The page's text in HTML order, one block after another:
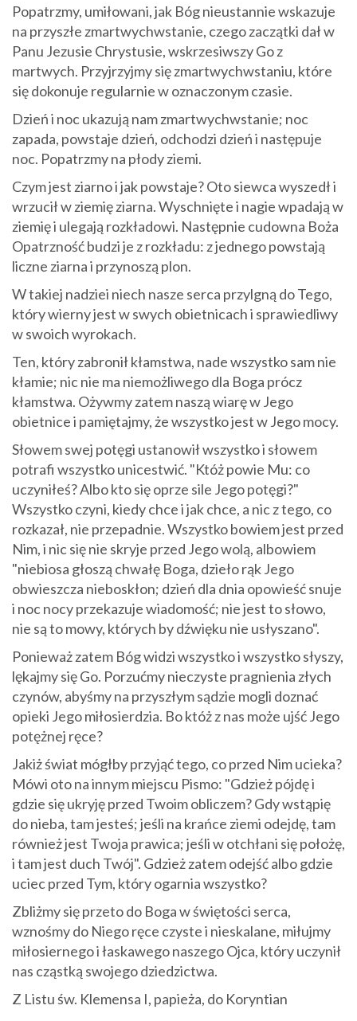
Popatrzmy, umiłowani, jak Bóg nieustannie wskazuje
na przyszłe zmartwychwstanie, czego zaczątki dał w
Panu Jezusie Chrystusie, wskrzesiwszy Go z
martwych. Przyjrzyjmy się zmartwychwstaniu, które
się dokonuje regularnie w oznaczonym czasie.
Dzień i noc ukazują nam zmartwychwstanie; noc
zapada, powstaje dzień, odchodzi dzień i następuje
noc. Popatrzmy na płody ziemi.
Czym jest ziarno i jak powstaje? Oto siewca wyszedł i
wrzucił w ziemię ziarna. Wyschnięte i nagie wpadają w
ziemię i ulegają rozkładowi. Następnie cudowna Boża
Opatrzność budzi je z rozkładu: z jednego powstają
liczne ziarna i przynoszą plon.
W takiej nadziei niech nasze serca przylgną do Tego,
który wierny jest w swych obietnicach i sprawiedliwy
w swoich wyrokach.
Ten, który zabronił kłamstwa, nade wszystko sam nie
kłamie; nic nie ma niemożliwego dla Boga prócz
kłamstwa. Ożywmy zatem naszą wiarę w Jego
obietnice i pamiętajmy, że wszystko jest w Jego mocy.
Słowem swej potęgi ustanowił wszystko i słowem
potrafi wszystko unicestwić. "Któż powie Mu: co
uczyniłeś? Albo kto się oprze sile Jego potęgi?"
Wszystko czyni, kiedy chce i jak chce, a nic z tego, co
rozkazał, nie przepadnie. Wszystko bowiem jest przed
Nim, i nic się nie skryje przed Jego wolą, albowiem
"niebiosa głoszą chwałę Boga, dzieło rąk Jego
obwieszcza nieboskłon; dzień dla dnia opowieść snuje
i noc nocy przekazuje wiadomość; nie jest to słowo,
nie są to mowy, których by dźwięku nie usłyszano".
Ponieważ zatem Bóg widzi wszystko i wszystko słyszy,
lękajmy się Go. Porzućmy nieczyste pragnienia złych
czynów, abyśmy na przyszłym sądzie mogli doznać
opieki Jego miłosierdzia. Bo któż z nas może ujść Jego
potężnej ręce?
Jakiż świat mógłby przyjąć tego, co przed Nim ucieka?
Mówi oto na innym miejscu Pismo: "Gdzież pójdę i
gdzie się ukryję przed Twoim obliczem? Gdy wstąpię
do nieba, tam jesteś; jeśli na krańce ziemi odejdę, tam
również jest Twoja prawica; jeśli w otchłani się położę,
i tam jest duch Twój". Gdzież zatem odejść albo gdzie
uciec przed Tym, który ogarnia wszystko?
Zbliżmy się przeto do Boga w świętości serca,
wznośmy do Niego ręce czyste i nieskalane, miłujmy
miłosiernego i łaskawego naszego Ojca, który uczynił
nas cząstką swojego dziedzictwa.
Z Listu św. Klemensa I, papieża, do Koryntian